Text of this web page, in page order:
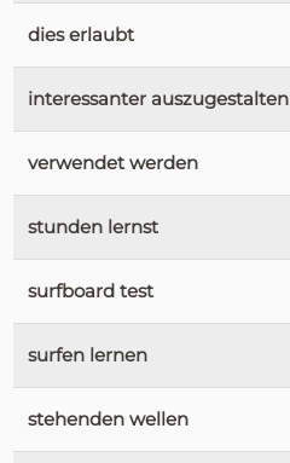
dies erlaubt
interessanter auszugestalten
verwendet werden
stunden lernst
surfboard test
surfen lernen
stehenden wellen